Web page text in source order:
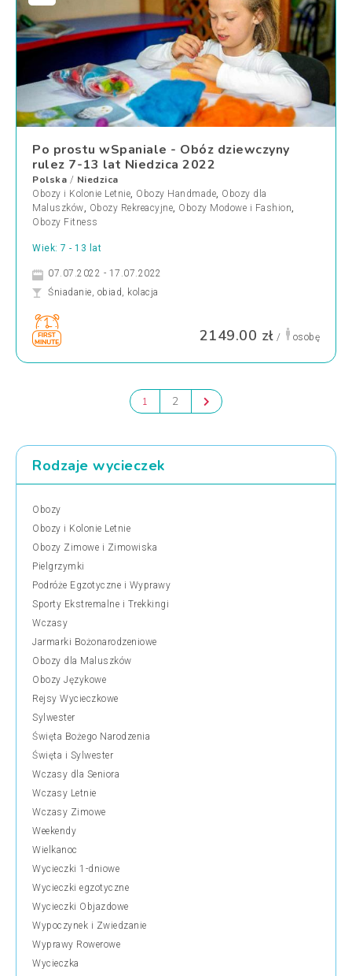
Po prostu wSpaniale - Obóz dziewczyny
rulez 7-13 lat Niedzica 2022
Polska / Niedzica
Obozy i Kolonie Letnie, Obozy Handmade, Obozy dla
Maluszków, Obozy Rekreacyjne, Obozy Modowe i Fashion,
Obozy Fitness
Wiek: 7 - 13 lat
07.07.2022 - 17.07.2022
Śniadanie, obiad, kolacja
2149.00 zł / osobę
1 2
Rodzaje wycieczek
Obozy
Obozy i Kolonie Letnie
Obozy Zimowe i Zimowiska
Pielgrzymki
Podróże Egzotyczne i Wyprawy
Sporty Ekstremalne i Trekkingi
Wczasy
Jarmarki Bożonarodzeniowe
Obozy dla Maluszków
Obozy Językowe
Rejsy Wycieczkowe
Sylwester
Święta Bożego Narodzenia
Święta i Sylwester
Wczasy dla Seniora
Wczasy Letnie
Wczasy Zimowe
Weekendy
Wielkanoc
Wycieczki 1-dniowe
Wycieczki egzotyczne
Wycieczki Objazdowe
Wypoczynek i Zwiedzanie
Wyprawy Rowerowe
Wycieczka